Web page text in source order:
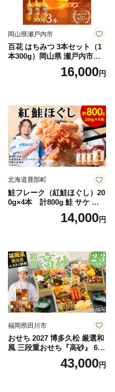
岡山県瀬戸内市
百花 はちみつ 3本セット（1
本300g）岡山県 瀬戸内市産
石黒農園 ヨーグルト パン 砂
糖の代わり 香り高い いい香
16,000円
北海道鹿部町
鮭フレーク（紅鮭ほぐし）20
0g×4本 計800g 鮭 サケ 鮭
ほぐし サケフレーク シャケ
フレーク 鮭フレーク14,000円
福岡県田川市
おせち 2027 博多久松 厳選和
風 三段重おせち『高砂』 6.5
寸 3段重 2～3人前 おせち料
理 重箱 お正月 冷凍おせち 縁
43,000円